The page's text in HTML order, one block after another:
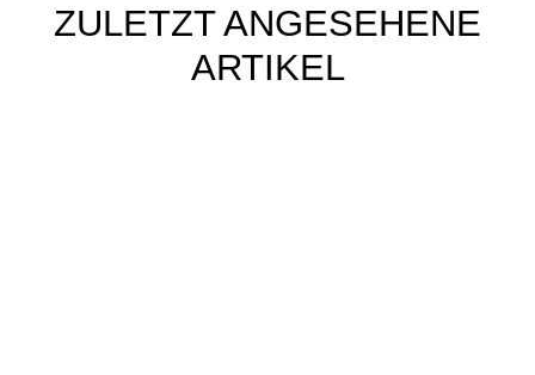
ZULETZT ANGESEHENE
ARTIKEL